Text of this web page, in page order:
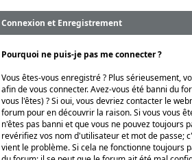
Connexion et Enregistrement
Pourquoi ne puis-je pas me connecter ?
Vous êtes-vous enregistré ? Plus sérieusement,
afin de vous connecter. Avez-vous été banni du
vous l'êtes) ? Si oui, vous devriez contacter le
forum pour en découvrir la raison. Si vous vous
n'êtes pas banni et que vous ne pouvez toujours
revérifiez vos nom d'utilisateur et mot de passe;
vient le problème. Si cela ne fonctionne toujours